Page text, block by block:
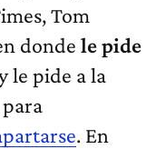
Tom
donde le pide
le pide a la
. En